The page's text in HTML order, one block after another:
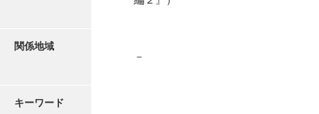
関係地域
－
キーワード